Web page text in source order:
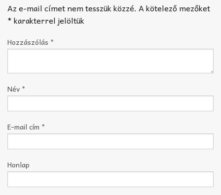
Az e-mail címet nem tesszük közzé. A kötelező mezőket
*karakterrel jelöltük
Hozzászólás *
Név *
E-mail cím *
Honlap